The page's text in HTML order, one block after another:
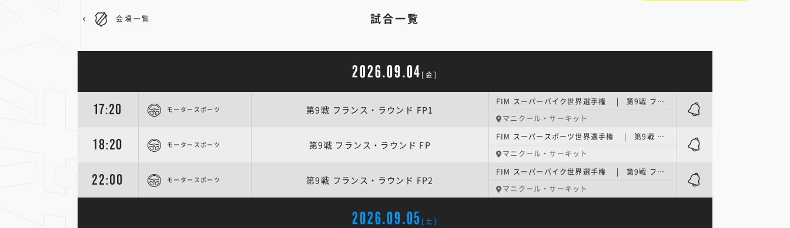
試合一覧
会場一覧
2026.09.04 [金]
17:20 モータースポーツ 第9戦 フランス・ラウンド FP1
FIM スーパーバイク世界選手権 | 第9戦 フランス・ラウンド FP1
マニクール・サーキット
18:20 モータースポーツ 第9戦 フランス・ラウンド FP
FIM スーパースポーツ世界選手権 | 第9戦 フランス・ラウンド FP
マニクール・サーキット
22:00 モータースポーツ 第9戦 フランス・ラウンド FP2
FIM スーパーバイク世界選手権 | 第9戦 フランス・ラウンド FP2
マニクール・サーキット
2026.09.05 [土]